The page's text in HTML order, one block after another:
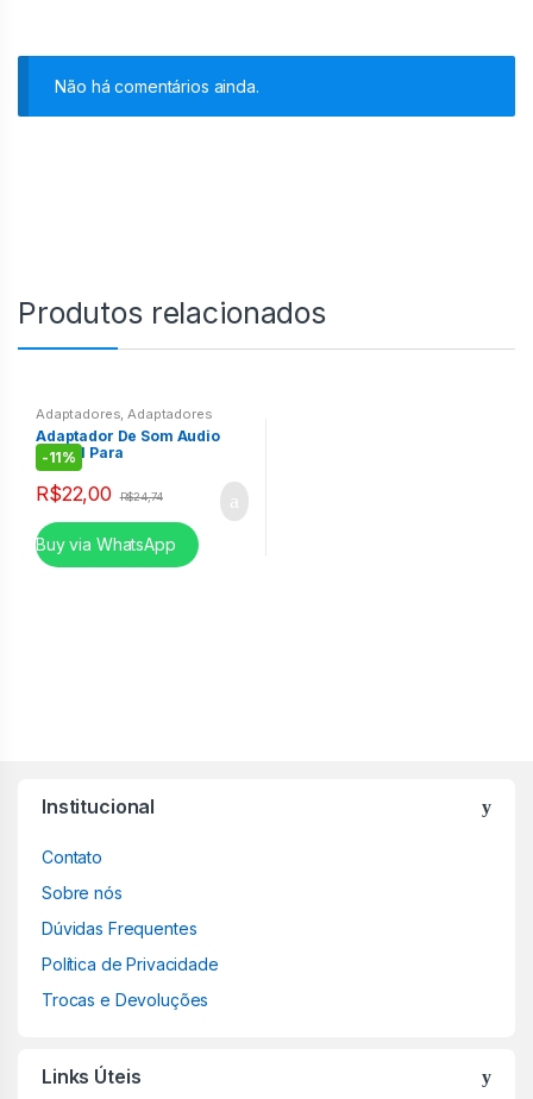
Não há comentários ainda.
Produtos relacionados
Adaptadores Adaptadores
Adaptador De Som Audio
Usb 7.1 Para
Pc/ps3/notebook Headset
-11%
R$22,00 R$24,74
Buy via WhatsApp
Institucional
Contato
Sobre nós
Dúvidas Frequentes
Política de Privacidade
Trocas e Devoluções
Links Úteis